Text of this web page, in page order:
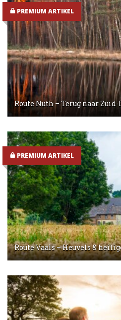
Route Nuth – Terug naar
PREMIUM ARTIKEL
Route Vaals – Heuvels &
PREMIUM ARTIKEL